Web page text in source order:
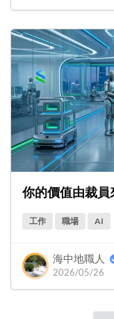
你的價值由裁員
工作 職場 AI
海中地職人
2026/05/26